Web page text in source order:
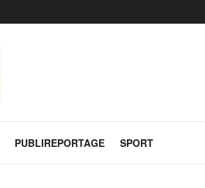
PUBLIREPORTAGE SPORT